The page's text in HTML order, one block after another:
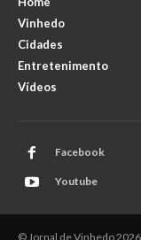
Vinhedo
Cidades
Entretenimento
Vídeos
Facebook
Youtube
© Jornal de Vinhedo 2026